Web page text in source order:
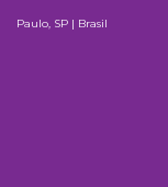
Paulo, SP | Brasil